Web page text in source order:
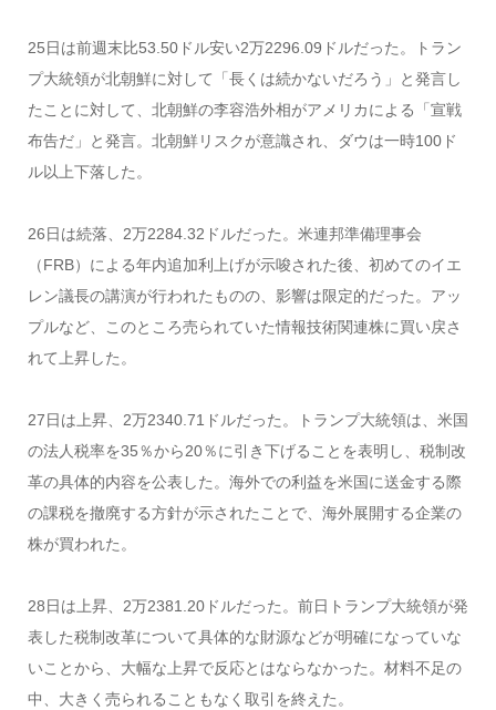
25日は前週末比53.50ドル安い2万2296.09ドルだった。トラン
プ大統領が北朝鮮に対して「長くは続かないだろう」と発言し
たことに対して、北朝鮮の李容浩外相がアメリカによる「宣戦
布告だ」と発言。北朝鮮リスクが意識され、ダウは一時100ド
ル以上下落した。
26日は続落、2万2284.32ドルだった。米連邦準備理事会
（FRB）による年内追加利上げが示唆された後、初めてのイエ
レン議長の講演が行われたものの、影響は限定的だった。アッ
プルなど、このところ売られていた情報技術関連株に買い戻さ
れて上昇した。
27日は上昇、2万2340.71ドルだった。トランプ大統領は、米国
の法人税率を35％から20％に引き下げることを表明し、税制改
革の具体的内容を公表した。海外での利益を米国に送金する際
の課税を撤廃する方針が示されたことで、海外展開する企業の
株が買われた。
28日は上昇、2万2381.20ドルだった。前日トランプ大統領が発
表した税制改革について具体的な財源などが明確になっていな
いことから、大幅な上昇で反応とはならなかった。材料不足の
中、大きく売られることもなく取引を終えた。